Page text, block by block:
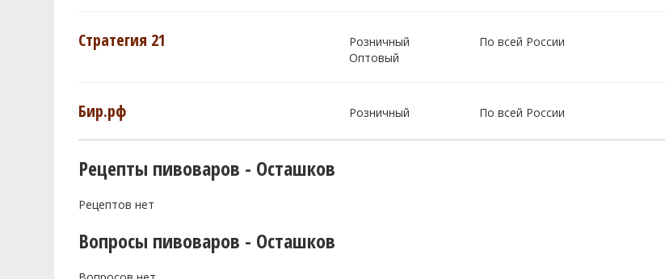
Стратегия 21
Розничный
Оптовый
По всей России
Бир.рф Розничный По всей России
Рецепты пивоваров - Осташков
Рецептов нет
Вопросы пивоваров - Осташков